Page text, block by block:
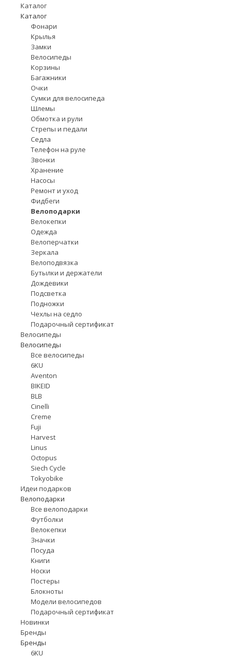
Каталог
Каталог
Фонари
Крылья
Замки
Велосипеды
Корзины
Багажники
Очки
Сумки для велосипеда
Шлемы
Обмотка и рули
Стрепы и педали
Седла
Телефон на руле
Звонки
Хранение
Насосы
Ремонт и уход
Фидбеги
Велоподарки
Велокепки
Одежда
Велоперчатки
Зеркала
Велоподвязка
Бутылки и держатели
Дождевики
Подсветка
Подножки
Чехлы на седло
Подарочный сертификат
Велосипеды
Велосипеды
Все велосипеды
6KU
Aventon
BIKEID
BLB
Cinelli
Creme
Fuji
Harvest
Linus
Octopus
Siech Cycle
Tokyobike
Идеи подарков
Велоподарки
Все велоподарки
Футболки
Велокепки
Значки
Посуда
Книги
Носки
Постеры
Блокноты
Модели велосипедов
Подарочный сертификат
Новинки
Бренды
Бренды
6KU